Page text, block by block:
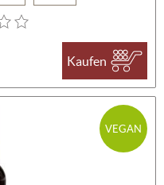
Kaufen
VEGAN